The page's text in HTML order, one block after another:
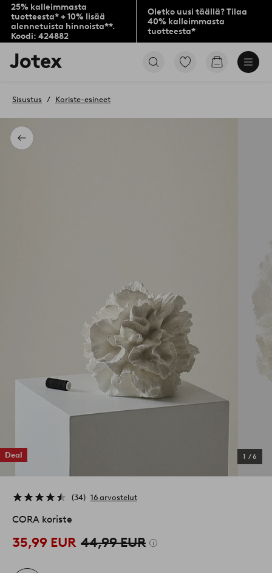
25% kalleimmasta
tuotteesta* + 10% lisää
alennetuista hinnoista**.
Koodi: 424882
Oletko uusi täällä? Tilaa
40% kalleimmasta
tuotteesta*
Jotex-
logo
aloitussivulle
Siirry
Siirry
Takaisin
Sisustus Koriste-esineet
Deal 1 /6
34 16 arvostelut
CORA koriste
35,99 EUR 44,99 EUR